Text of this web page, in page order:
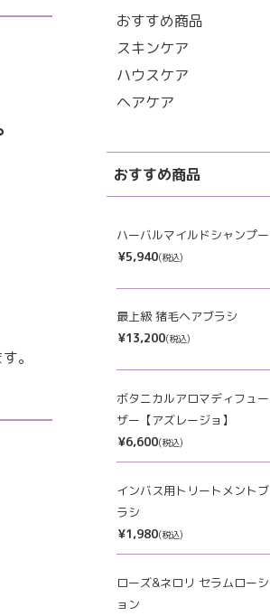
。
おすすめ商品
スキンケア
ハウスケア
ヘアケア
おすすめ商品
ハーバルマイルドシャンプー
¥5,940(税込)
最上級 猪毛ヘアブラシ
¥13,200(税込)
ボタニカルアロマディフュー
ザー【アズレージョ】
¥6,600(税込)
インバス用トリートメントブ
ラシ
¥1,980(税込)
ローズ&ネロリ セラムローシ
ョン